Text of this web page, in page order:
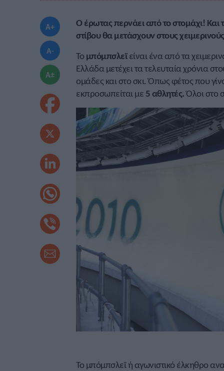
A+
A-
A±
Ο έρωτας περνάει από το στομάχι! Και
στίβου θα μετάσχουν στους
Το μπόμπσλεϊείναι ένα από τα
Ελλάδα μετέχει τα τελευταία χρόνια
ομάδες και στο σκι. Όπως φέτος που
εκπροσωπείται με 5 αθλητές.Όλοι στο
Το μπόμπσλεϊ ή αγωνιστικό έλκηθρο